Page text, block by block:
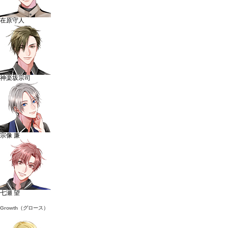
在原守人
神楽坂宗司
宗像 廉
七瀬 望
Growth（グロース）